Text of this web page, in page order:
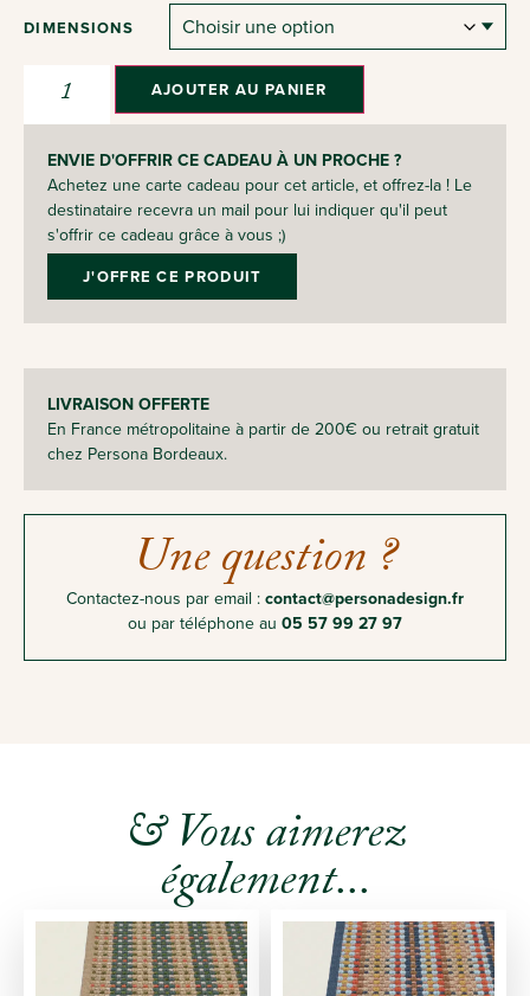
DIMENSIONS
AJOUTER AU PANIER
ENVIE D'OFFRIR CE CADEAU À UN PROCHE ?
Achetez une carte cadeau pour cet article, et offrez-la ! Le
destinataire recevra un mail pour lui indiquer qu'il peut
s'offrir ce cadeau grâce à vous ;)
J'OFFRE CE PRODUIT
LIVRAISON OFFERTE
En France métropolitaine à partir de 200€ ou retrait gratuit
chez Persona Bordeaux.
Une question ?
Contactez-nous par email : contact@personadesign.fr
ou par téléphone au 05 57 99 27 97
& Vous aimerez
également...